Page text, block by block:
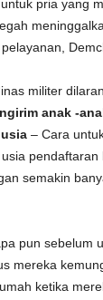
untuk pria yang
militer
anak -
– Cara
semakin
pun sebelum
mereka
ketika